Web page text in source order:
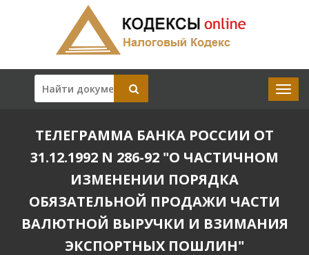
ТЕЛЕГРАММА БАНКА РОССИИ ОТ
31.12.1992 N 286-92 "О ЧАСТИЧНОМ
ИЗМЕНЕНИИ ПОРЯДКА
ОБЯЗАТЕЛЬНОЙ ПРОДАЖИ ЧАСТИ
ВАЛЮТНОЙ ВЫРУЧКИ И ВЗИМАНИЯ
ЭКСПОРТНЫХ ПОШЛИН"